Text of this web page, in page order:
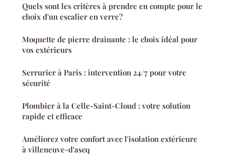
Quels sont les critères à prendre en compte pour le
choix d'un escalier en verre?
Moquette de pierre drainante : le choix idéal pour
vos extérieurs
Serrurier à Paris : intervention 24/7 pour votre
sécurité
Plombier à la Celle-Saint-Cloud : votre solution
rapide et efficace
Améliorez votre confort avec l'isolation extérieure
à villeneuve-d'ascq